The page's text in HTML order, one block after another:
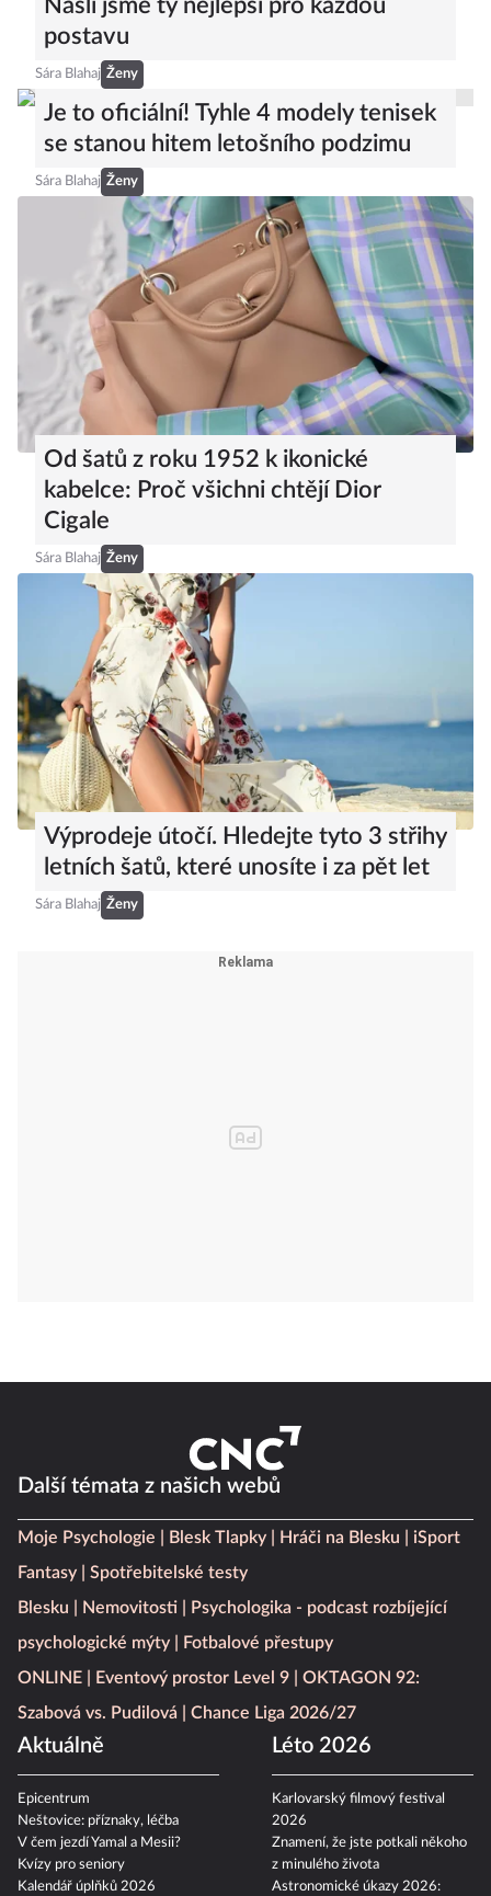
Našli jsme ty nejlepší pro každou
postavu
Sára Blahaj Ženy
Je to oficiální! Tyhle 4 modely tenisek
se stanou hitem letošního podzimu
Sára Blahaj Ženy
Od šatů z roku 1952 k ikonické
kabelce: Proč všichni chtějí Dior
Cigale
Sára Blahaj Ženy
Výprodeje útočí. Hledejte tyto 3 střihy
letních šatů, které unosíte i za pět let
Sára Blahaj Ženy
Další témata z našich webů
Moje Psychologie Blesk Tlapky Hráči na Blesku
iSport
Fantasy
Spotřebitelské testy
Blesku
Nemovitosti
Psychologika - podcast rozbíjející
psychologické mýty
Fotbalové přestupy
ONLINE
Eventový prostor Level 9
OKTAGON 92:
Szabová vs. Pudilová
Chance Liga 2026/27
Aktuálně
Epicentrum
Neštovice: příznaky, léčba
V čem jezdí Yamal a Mesii?
Kvízy pro seniory
Kalendář úplňků 2026
Léto 2026
Karlovarský filmový festival
2026
Znamení, že jste potkali někoho
z minulého života
Astronomické úkazy 2026: